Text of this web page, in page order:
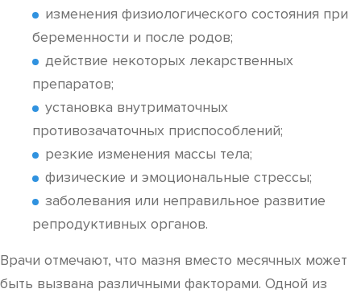
изменения физиологического состояния при
беременности и после родов;
действие некоторых лекарственных
препаратов;
установка внутриматочных
противозачаточных приспособлений;
резкие изменения массы тела;
физические и эмоциональные стрессы;
заболевания или неправильное развитие
репродуктивных органов.
Врачи отмечают, что мазня вместо месячных может
быть вызвана различными факторами. Одной из